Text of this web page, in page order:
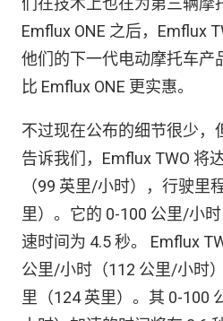
Emflux ONE 之后，Emflux
他们的下一代电动摩托车产
比 Emflux ONE 更实惠。
不过现在公布的细节很少，
告诉我们，Emflux TWO 将
（99 英里/小时），行驶里
里）。它的 0-100 公里/小
速时间为 4.5 秒。 Emflux
公里/小时（112 公里/小时
里（124 英里）。其 0-100